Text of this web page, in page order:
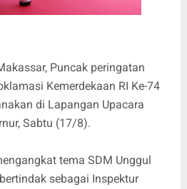
Puncak peringatan
Kemerdekaan RI Ke-74
di Lapangan Upacara
Sabtu (17/8).
tema SDM Unggul
sebagai Inspektur